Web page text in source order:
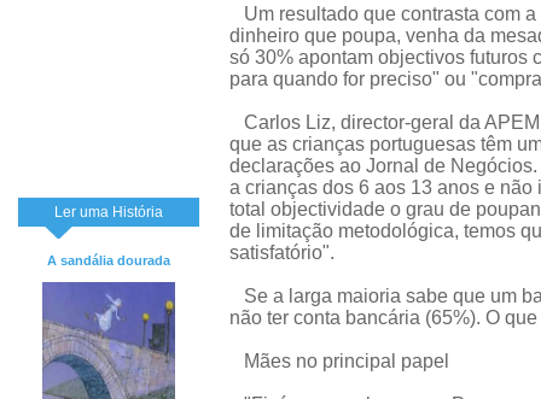
Ler uma História
A sandália dourada
Um resultado que contrasta com
dinheiro que poupa, venha da
só 30% apontam objectivos futuros
para quando for preciso" ou
Carlos Liz, director-geral da
que as crianças portuguesas têm
declarações ao Jornal de
a crianças dos 6 aos 13 anos e
total objectividade o grau de
de limitação metodológica, temos
satisfatório".
Se a larga maioria sabe que um
não ter conta bancária (65%). O
Mães no principal papel